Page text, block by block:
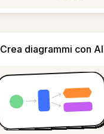
Crea diagrammi con AI